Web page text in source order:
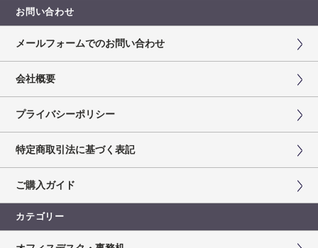
お問い合わせ
メールフォームでのお問い合わせ
会社概要
プライバシーポリシー
特定商取引法に基づく表記
ご購入ガイド
カテゴリー